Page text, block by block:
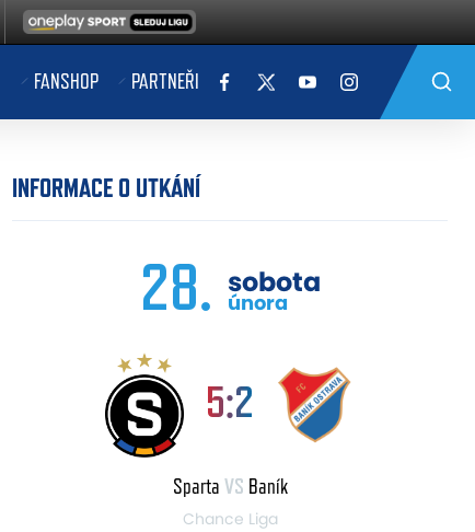
FANSHOP PARTNEŘI
INFORMACE O UTKÁNÍ
28. sobota
února
5:2
Sparta VS Baník
Chance Liga